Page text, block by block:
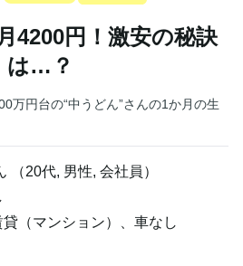
4200円！激安の秘訣
は…？
万円台の“中うどん”さんの1か月の生
（20代, 男性, 会社員 ）
貸（マンション） 車なし